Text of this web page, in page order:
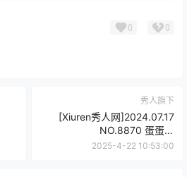
0 0
秀人旗下
[Xiuren秀人网]2024.07.17
NO.8870 蛋蛋宝
[82+1P/761MB]
2025-4-22 10:53:00